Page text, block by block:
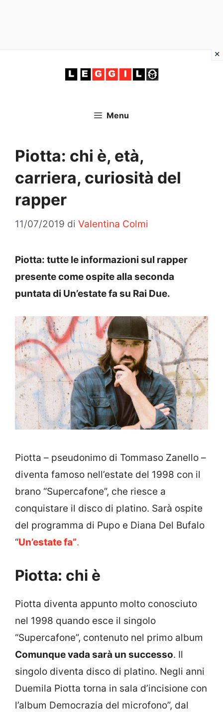
Menu
Piotta: chi è, età,
carriera, curiosità del
rapper
11/07/2019 di Valentina Colmi
Piotta: tutte le informazioni sul rapper
presente come ospite alla seconda
puntata di Un’estate fa su Rai Due.
Piotta – pseudonimo di Tommaso Zanello –
diventa famoso nell’estate del 1998 con il
brano “Supercafone”, che riesce a
conquistare il disco di platino. Sarà ospite
del programma di Pupo e Diana Del Bufalo
“Un’estate fa”.
Piotta: chi è
Piotta diventa appunto molto conosciuto
nel 1998 quando esce il singolo
“Supercafone”, contenuto nel primo album
Comunque vada sarà un successo. Il
singolo diventa disco di platino. Negli anni
Duemila Piotta torna in sala d’incisione con
l’album Democrazia del microfono”, dal